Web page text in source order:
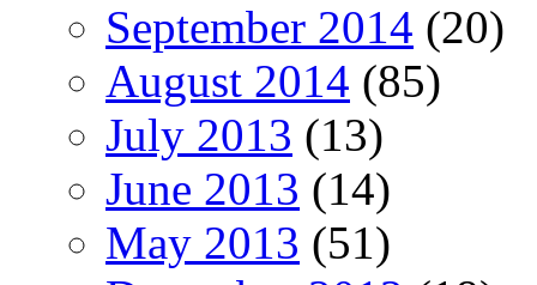
September 2014 (20)
August 2014 (85)
July 2013 (13)
June 2013 (14)
May 2013 (51)